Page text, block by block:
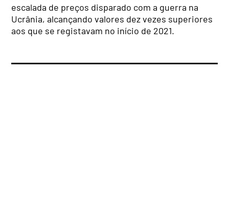
escalada de preços disparado com a guerra na
Ucrânia, alcançando valores dez vezes superiores
aos que se registavam no início de 2021.